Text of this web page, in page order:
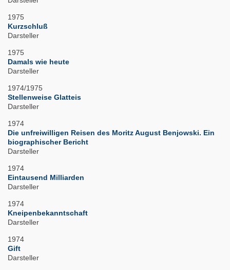
1975
Kurzschluß
Darsteller
1975
Damals wie heute
Darsteller
1974/1975
Stellenweise Glatteis
Darsteller
1974
Die unfreiwilligen Reisen des Moritz August Benjowski. Ein
biographischer Bericht
Darsteller
1974
Eintausend Milliarden
Darsteller
1974
Kneipenbekanntschaft
Darsteller
1974
Gift
Darsteller